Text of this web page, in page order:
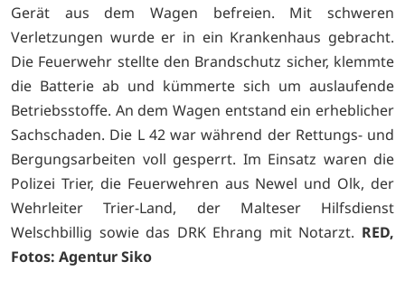
Gerät aus dem Wagen befreien. Mit schweren
Verletzungen wurde er in ein Krankenhaus gebracht.
Die Feuerwehr stellte den Brandschutz sicher, klemmte
die Batterie ab und kümmerte sich um auslaufende
Betriebsstoffe. An dem Wagen entstand ein erheblicher
Sachschaden. Die L 42 war während der Rettungs- und
Bergungsarbeiten voll gesperrt. Im Einsatz waren die
Polizei Trier, die Feuerwehren aus Newel und Olk, der
Wehrleiter Trier-Land, der Malteser Hilfsdienst
Welschbillig sowie das DRK Ehrang mit Notarzt. RED,
Fotos: Agentur Siko